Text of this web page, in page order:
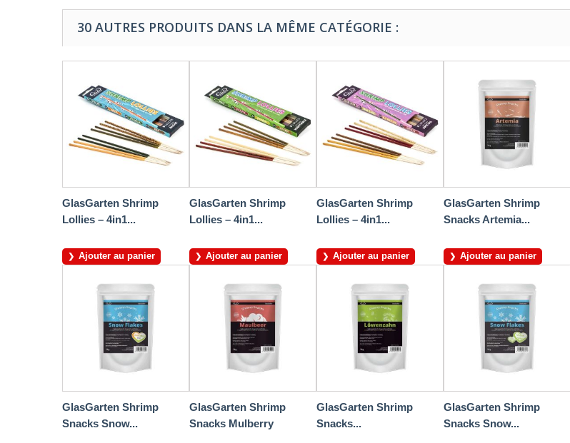
30 AUTRES PRODUITS DANS LA MÊME CATÉGORIE :
GlasGarten Shrimp
Lollies – 4in1...
Ajouter au panier
GlasGarten Shrimp
Lollies – 4in1...
Ajouter au panier
GlasGarten Shrimp
Lollies – 4in1...
Ajouter au panier
GlasGarten Shrimp
Snacks Artemia...
Ajouter au panier
GlasGarten Shrimp
Snacks Snow...
GlasGarten Shrimp
Snacks Mulberry
GlasGarten Shrimp
Snacks...
GlasGarten Shrimp
Snacks Snow...